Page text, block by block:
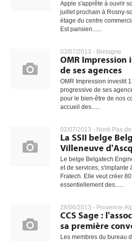
Apple s'apprête à ouvrir
juillet prochain à Rosny-
étage du centre
Est parisien......
03/07/2013 - Bretagne
OMR
de ses agences
OMR Impression investit
progressive de ses
pour le bien-être de nos
accueil des......
02/07/2013 - Nord-Pas-
La SSII belge
Villeneuve d'Ascq
Le belge Belgatech
et de services, s'implante
Fratech. Elle veut créer
essentiellement des......
28/06/2013 - Provence-
CCS Sage :
sa première
Les membres du bureau